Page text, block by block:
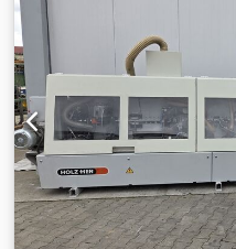
προκαταρκτικής
Τύπος μονάδας: Μονάδα
μονάδας: Κύλινδροι πίεσης -
Τύπος μονάδας: Μονάδα
Ναι Cedpfsxlqpdjx Ahijha -
χοντρής φρεζαρίσματος -
μονάδας: Μονάδα
εργαλεία: Ναι - 7. Τύπος
επιφανειών - Διαθέσιμα
Μονάδα βουρτσίσματος -